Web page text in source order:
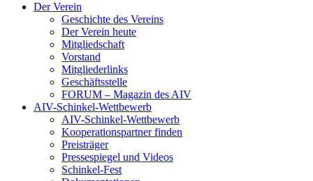
Der Verein
Geschichte des Vereins
Der Verein heute
Mitgliedschaft
Vorstand
Mitgliederlinks
Geschäftsstelle
FORUM – Magazin des AIV
AIV-Schinkel-Wettbewerb
AIV-Schinkel-Wettbewerb
Kooperationspartner finden
Preisträger
Pressespiegel und Videos
Schinkel-Fest